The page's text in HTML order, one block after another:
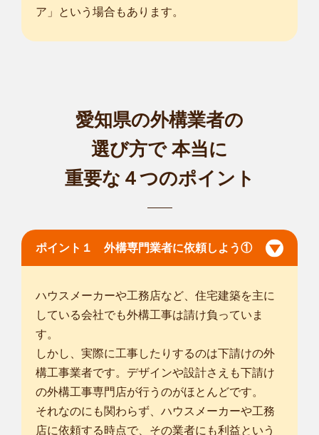
ア」という場合もあります。
愛知県の外構業者の
選び方で本当に
重要な４つのポイント
ポイント１ 外構専門業者に依頼しよう①
ハウスメーカーや工務店など、住宅建築を主に
している会社でも外構工事は請け負っていま
す。
しかし、実際に工事したりするのは下請けの外
構工事業者です。デザインや設計さえも下請け
の外構工事専門店が行うのがほとんどです。
それなのにも関わらず、ハウスメーカーや工務
店に依頼する時点で、その業者にも利益という